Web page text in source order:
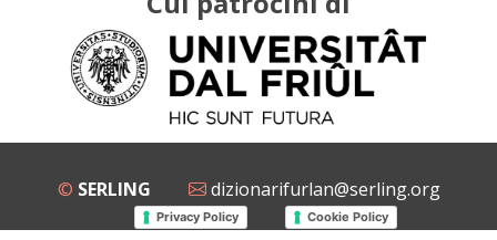
© SERLING dizionarifurlan@serling.org
Privacy Policy Cookie Policy